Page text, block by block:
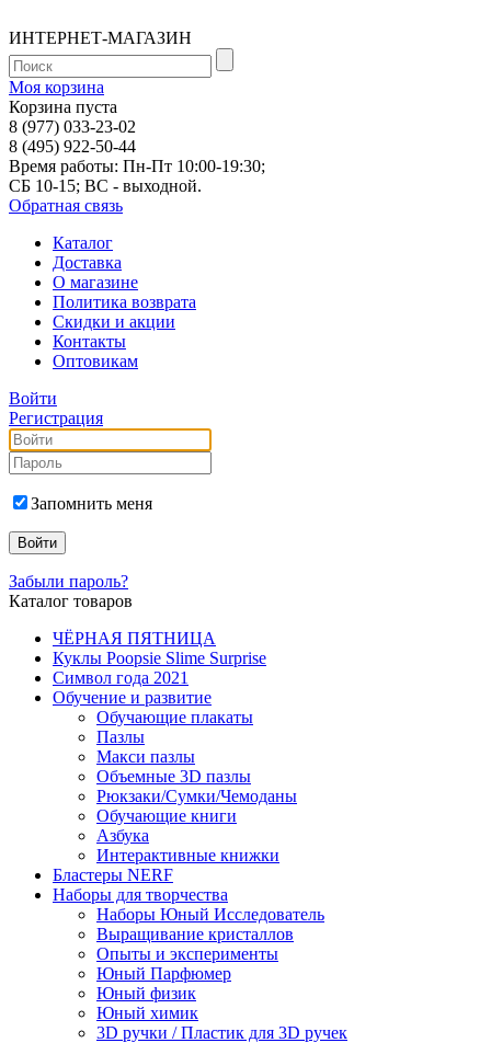
ИНТЕРНЕТ-МАГАЗИН
Моя корзина
Корзина пуста
8 (977) 033-23-02
8 (495) 922-50-44
Время работы: Пн-Пт 10:00-19:30;
СБ 10-15; ВС - выходной.
Обратная связь
Каталог
Доставка
О магазине
Политика возврата
Скидки и акции
Контакты
Оптовикам
Войти
Регистрация
Запомнить меня
Забыли пароль?
Каталог товаров
ЧЁРНАЯ ПЯТНИЦА
Куклы Poopsie Slime Surprise
Символ года 2021
Обучение и развитие
Обучающие плакаты
Пазлы
Макси пазлы
Объемные 3D пазлы
Рюкзаки/Сумки/Чемоданы
Обучающие книги
Азбука
Интерактивные книжки
Бластеры NERF
Наборы для творчества
Наборы Юный Исследователь
Выращивание кристаллов
Опыты и эксперименты
Юный Парфюмер
Юный физик
Юный химик
3D ручки / Пластик для 3D ручек